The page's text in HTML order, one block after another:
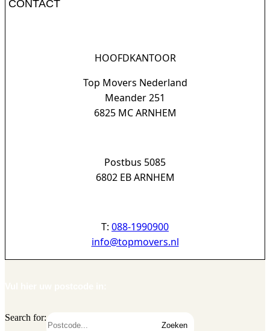
CONTACT
HOOFDKANTOOR
Top Movers Nederland
Meander 251
6825 MC ARNHEM
Postbus 5085
6802 EB ARNHEM
T: 088-1990900
info@topmovers.nl
Search for:
Zoeken